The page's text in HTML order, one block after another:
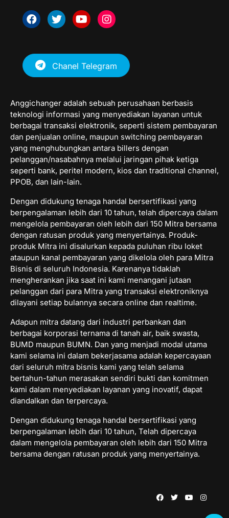
FacebookTwitter YoutubeInstagram
Chanel Telegram
Anggichanger adalah sebuah perusahaan berbasis
teknologi informasi yang menyediakan layanan untuk
berbagai transaksi elektronik, seperti sistem pembayaran
dan penjualan online, maupun switching pembayaran
yang menghubungkan antara billers dengan
pelanggan/nasabahnya melalui jaringan pihak ketiga
seperti bank, peritel modern, kios dan traditional channel,
PPOB, dan lain-lain.
Dengan didukung tenaga handal bersertifikasi yang
berpengalaman lebih dari 10 tahun, telah dipercaya dalam
mengelola pembayaran oleh lebih dari 150 Mitra bersama
dengan ratusan produk yang menyertainya. Produk-
produk Mitra ini disalurkan kepada puluhan ribu loket
ataupun kanal pembayaran yang dikelola oleh para Mitra
Bisnis di seluruh Indonesia. Karenanya tidaklah
mengherankan jika saat ini kami menangani jutaan
pelanggan dari para Mitra yang transaksi elektroniknya
dilayani setiap bulannya secara online dan realtime.
Adapun mitra datang dari industri perbankan dan
berbagai korporasi ternama di tanah air, baik swasta,
BUMD maupun BUMN. Dan yang menjadi modal utama
kami selama ini dalam bekerjasama adalah kepercayaan
dari seluruh mitra bisnis kami yang telah selama
bertahun-tahun merasakan sendiri bukti dan komitmen
kami dalam menyediakan layanan yang inovatif, dapat
diandalkan dan terpercaya.
Dengan didukung tenaga handal bersertifikasi yang
berpengalaman lebih dari 10 tahun, Telah dipercaya
dalam mengelola pembayaran oleh lebih dari 150 Mitra
bersama dengan ratusan produk yang menyertainya.
Facebook
TwitterYoutube